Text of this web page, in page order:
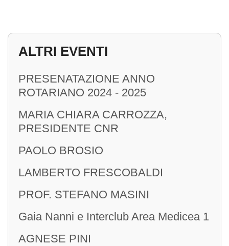
Sede
Sede Estiva
Segreteria Di Club
GOVERNATORE
ALTRI EVENTI
PRESENATAZIONE ANNO
ROTARIANO 2024 - 2025
MARIA CHIARA CARROZZA,
PRESIDENTE CNR
PAOLO BROSIO
LAMBERTO FRESCOBALDI
PROF. STEFANO MASINI
Gaia Nanni e Interclub Area Medicea 1
AGNESE PINI